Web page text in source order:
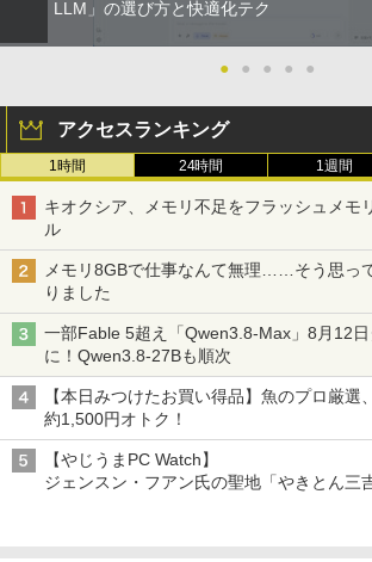
￥810
LLM」の選び方と快適化テク
● ● ● ● ●
アクセスランキング
1時間 24時間 1週間
キオクシア、メモリ不足をフラッシュメモ
ル
メモリ8GBで仕事なんて無理……そう思っ
りました
一部Fable 5超え「Qwen3.8-Max」8月12
に！Qwen3.8-27Bも順次
【本日みつけたお買い得品】魚のプロ厳選
約1,500円オトク！
【やじうまPC Watch】
ジェンスン・フアン氏の聖地「やきとん三
～コース名を変更したのはNVIDIAに怒ら